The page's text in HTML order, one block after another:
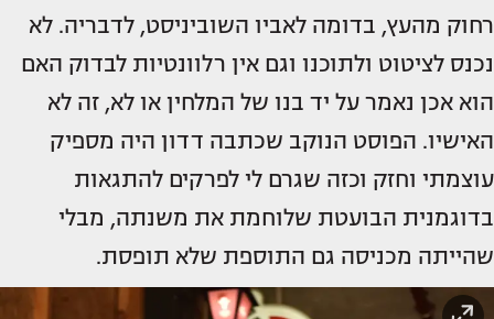
רחוק מהעץ, בדומה לאביו השוביניסט, לדבריה. לא
נכנס לציטוט ולתוכנו וגם אין רלוונטיות לבדוק האם
הוא אכן נאמר על יד בנו של המלחין או לא, זה לא
האישיו. הפוסט הנוקב שכתבה דדון היה מספיק
עוצמתי וחזק וכזה שגרם לי לפרקים להתגאות
בדוגמנית הבועטת שלוחמת את משנתה, מבלי
שהייתה מכניסה גם התוספת שלא תופסת.